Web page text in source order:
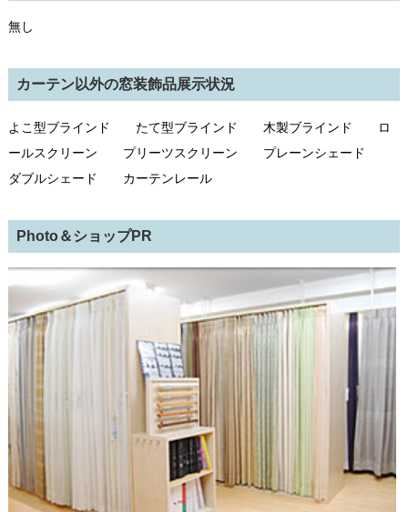
無し
カーテン以外の窓装飾品展示状況
よこ型ブラインド たて型ブラインド 木製ブラインド ロ
ールスクリーン プリーツスクリーン プレーンシェード
ダブルシェード カーテンレール
Photo＆ショップPR